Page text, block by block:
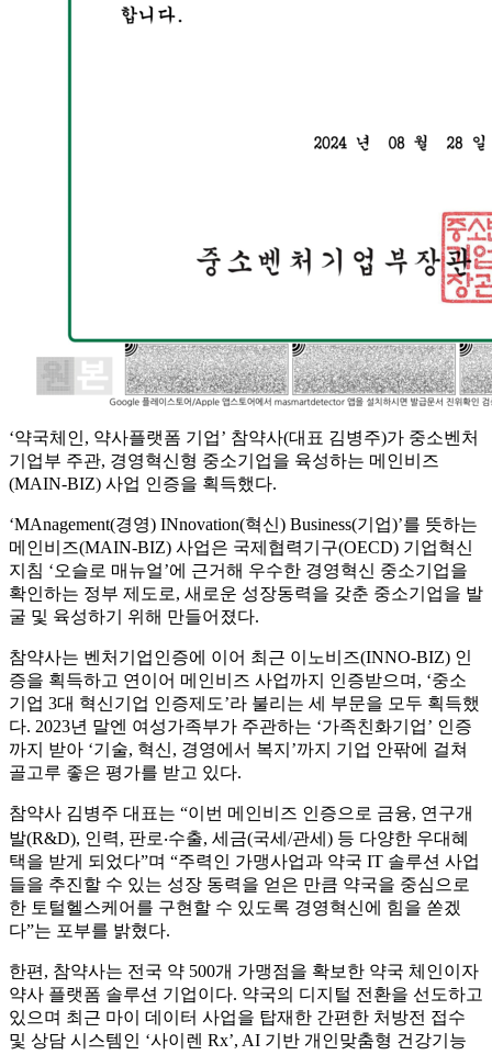
‘약국체인, 약사플랫폼 기업’ 참약사(대표 김병주)가 중소벤처
기업부 주관, 경영혁신형 중소기업을 육성하는 메인비즈
(MAIN-BIZ) 사업 인증을 획득했다.
‘MAnagement(경영) INnovation(혁신) Business(기업)’를 뜻하는
메인비즈(MAIN-BIZ) 사업은 국제협력기구(OECD) 기업혁신
지침 ‘오슬로 매뉴얼’에 근거해 우수한 경영혁신 중소기업을
확인하는 정부 제도로, 새로운 성장동력을 갖춘 중소기업을 발
굴 및 육성하기 위해 만들어졌다.
참약사는 벤처기업인증에 이어 최근 이노비즈(INNO-BIZ) 인
증을 획득하고 연이어 메인비즈 사업까지 인증받으며, ‘중소
기업 3대 혁신기업 인증제도’라 불리는 세 부문을 모두 획득했
다. 2023년 말엔 여성가족부가 주관하는 ‘가족친화기업’ 인증
까지 받아 ‘기술, 혁신, 경영에서 복지’까지 기업 안팎에 걸쳐
골고루 좋은 평가를 받고 있다.
참약사 김병주 대표는 “이번 메인비즈 인증으로 금융, 연구개
발(R&D), 인력, 판로‧수출, 세금(국세/관세) 등 다양한 우대혜
택을 받게 되었다”며 “주력인 가맹사업과 약국 IT 솔루션 사업
들을 추진할 수 있는 성장 동력을 얻은 만큼 약국을 중심으로
한 토털헬스케어를 구현할 수 있도록 경영혁신에 힘을 쏟겠
다”는 포부를 밝혔다.
한편, 참약사는 전국 약 500개 가맹점을 확보한 약국 체인이자
약사 플랫폼 솔루션 기업이다. 약국의 디지털 전환을 선도하고
있으며 최근 마이 데이터 사업을 탑재한 간편한 처방전 접수
및 상담 시스템인 ‘사이렌 Rx’, AI 기반 개인맞춤형 건강기능